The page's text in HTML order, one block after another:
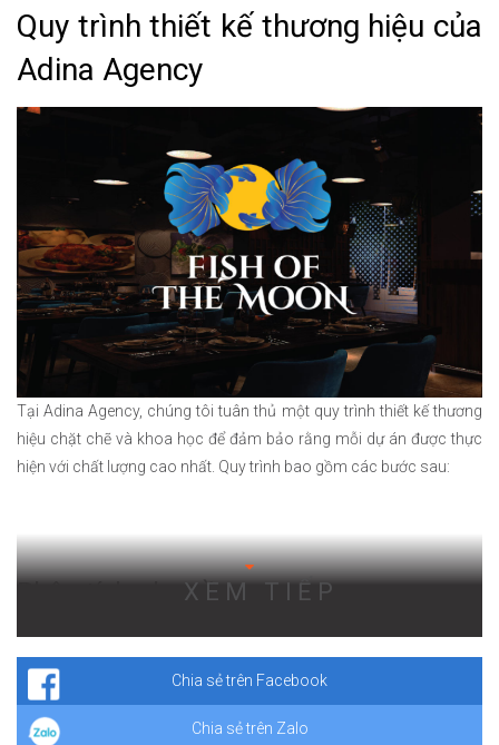
Quy trình thiết kế thương hiệu của
Adina Agency
Tại Adina Agency, chúng tôi tuân thủ một quy trình thiết kế thương
hiệu chặt chẽ và khoa học để đảm bảo rằng mỗi dự án được thực
hiện với chất lượng cao nhất. Quy trình bao gồm các bước sau:
Phân tích nhu cầu
Chúng tôi lắng nghe và hiểu rõ nhu cầu của bạn, từ đó xác định
mục tiêu và định hình chiến lược thiết kế thương hiệu phù hợp.
XEM TIẾP
Chia sẻ trên Facebook
Chia sẻ trên Zalo